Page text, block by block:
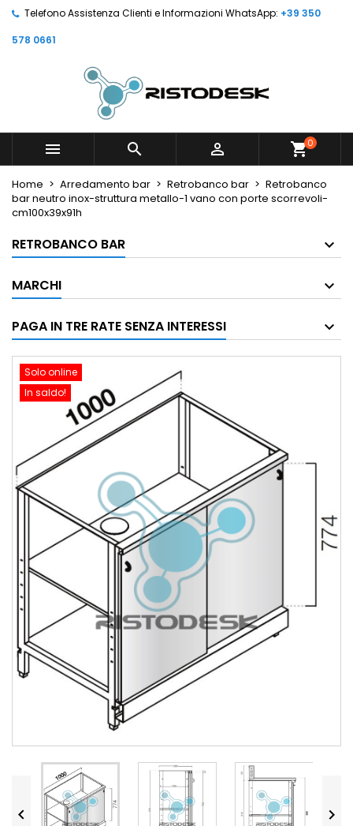
Telefono Assistenza Clienti e Informazioni WhatsApp: +39 350
578 0661
   shopping_cart0
Home Arredamento bar Retrobanco bar
Retrobanco
bar neutro inox-struttura metallo-1 vano con porte scorrevoli-
cm100x39x91h
RETROBANCO BAR
MARCHI
PAGA IN TRE RATE SENZA INTERESSI
Solo online
In saldo!
 